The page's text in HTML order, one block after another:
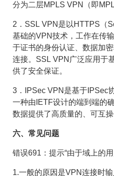
分为二层MPLS VPN（即
2．SSL VPN是以HTTPS（
基础的VPN技术，工作在传
于证书的身份认证、数据加
连接。SSL VPN广泛应用于
供了安全保证。
3．IPSec VPN是基于IPSec
一种由IETF设计的端到端的
数据提供了高质量的、可互
六、常见问题
错误691：提示“由于域上的
1.一般的原因是VPN连接时